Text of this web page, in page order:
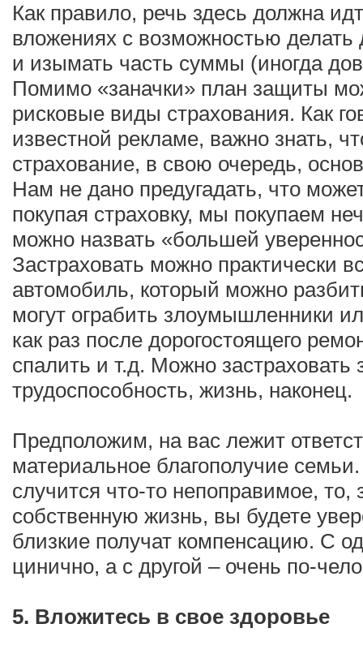
Как правило, речь здесь должна
вложениях с возможностью
и изымать часть суммы (иногда
Помимо «заначки» план защиты
рисковые виды страхования. Как
известной рекламе, важно знать,
страхование, в свою очередь,
Нам не дано предугадать, что
покупая страховку, мы покупаем
можно назвать «большей
Застраховать можно практически
автомобиль, который можно
могут ограбить злоумышленники
как раз после дорогостоящего
спалить и т.д. Можно застраховать
трудоспособность, жизнь, наконец.
Предположим, на вас лежит
материальное благополучие
случится что-то непоправимое, то,
собственную жизнь, вы будете
близкие получат компенсацию. С
цинично, а с другой – очень по-
5. Вложитесь в свое здоровье